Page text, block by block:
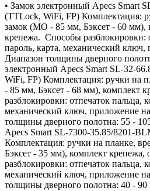
• Замок электронный Apecs Smart
(TTLock, WiFi, FP) Комплектация:
замок (МО - 85 мм, Бэксет - 60 мм),
крепежа. Способы разблокировки:
пароль, карта, механический
Диапазон толщины дверного
электронный Apecs Smart SL-32-
WiFi, FP) Комплектация: ручки на
- 85 мм, Бэксет - 68 мм), комплект
разблокировки: отпечаток пальца,
механический ключ, приложение
толщины дверного полотна: 55 -
Apecs Smart SL-7300-35.85/8201-
Комплектация: ручки на планке,
Бэксет - 35 мм), комплект
разблокировки: отпечаток пальца,
механический ключ, приложение
толщины дверного полотна: 40 - 90